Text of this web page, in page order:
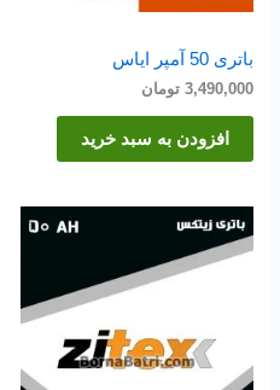
باتری 50 آمپر ایاس
3,490,000 تومان
افزودن به سبد خرید